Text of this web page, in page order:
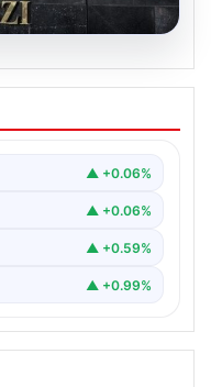
faiz kararı:
beklentileri
üzere
▲ +0.06%
▲ +0.06%
▲ +0.59%
▲ +0.99%